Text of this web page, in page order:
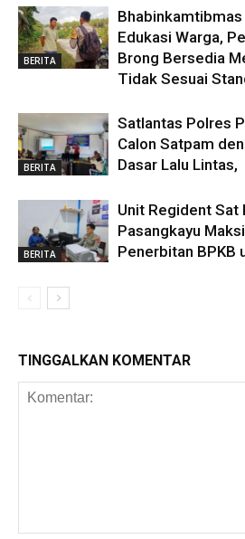
BERITA
Edukasi Warga,
Brong Bersedia
Tidak Sesuai
BERITA
Satlantas Polres
Calon Satpam
Dasar Lalu Lintas,
BERITA
Unit Regident Sat
Pasangkayu
Penerbitan BPKB
TINGGALKAN KOMENTAR